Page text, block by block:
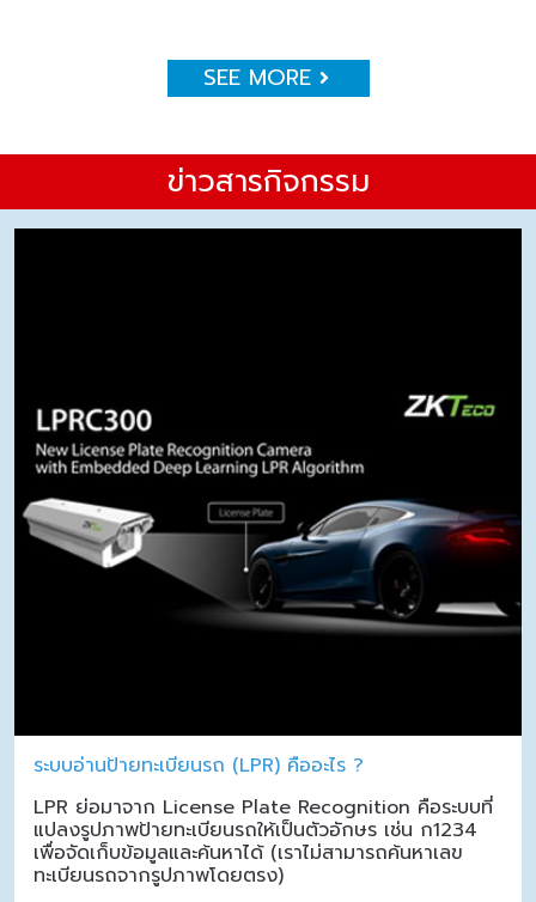
SEE MORE
ข่าวสารกิจกรรม
ระบบอ่านป้ายทะเบียนรถ (LPR) คืออะไร ?
LPR ย่อมาจาก License Plate Recognition คือระบบที่
แปลงรูปภาพป้ายทะเบียนรถให้เป็นตัวอักษร เช่น ก1234
เพื่อจัดเก็บข้อมูลและค้นหาได้ (เราไม่สามารถค้นหาเลข
ทะเบียนรถจากรูปภาพโดยตรง)